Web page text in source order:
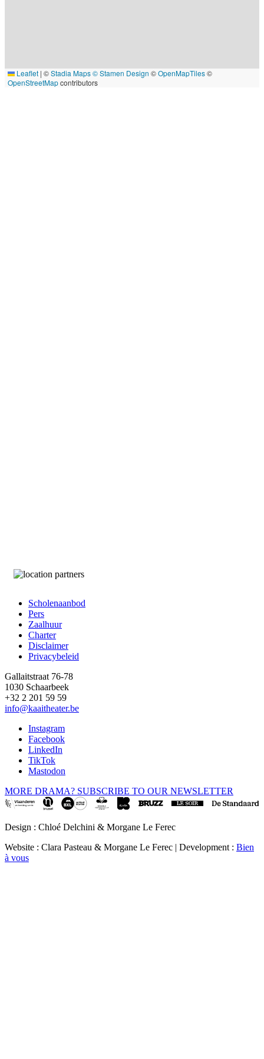
Leaflet | ©Stadia Maps© Stamen Design ©OpenMapTiles©
OpenStreetMapcontributors
Footer
Scholenaanbod
Pers
Zaalhuur
Charter
Disclaimer
Privacybeleid
Gallaitstraat 76-78
1030 Schaarbeek
+32 2 201 59 59
info@kaaitheater.be
Instagram
Facebook
LinkedIn
TikTok
Mastodon
MORE DRAMA? SUBSCRIBE TO OUR NEWSLETTER
Design : Chloé Delchini & Morgane Le Ferec
Website : Clara Pasteau & Morgane Le Ferec | Development : Bien
à vous